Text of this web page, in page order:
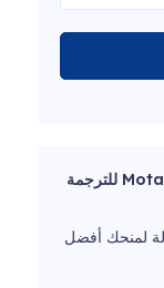
ترجمت هذه المقالة خاصية MotaWord Active للترجمة
لمنحك أفضل